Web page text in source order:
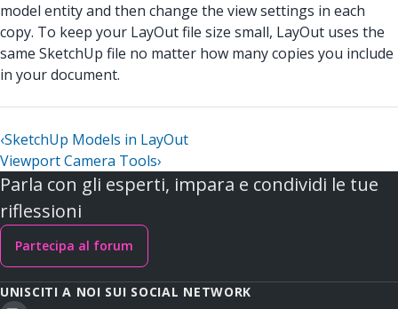
model entity and then change the view settings in each
copy. To keep your LayOut file size small, LayOut uses the
same SketchUp file no matter how many copies you include
in your document.
‹SketchUp Models in LayOut
Viewport Camera Tools›
Parla con gli esperti, impara e condividi le tue
riflessioni
Partecipa al forum
UNISCITI A NOI SUI SOCIAL NETWORK